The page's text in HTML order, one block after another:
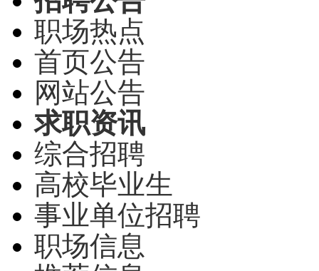
职场热点
首页公告
网站公告
求职资讯
综合招聘
高校毕业生
事业单位招聘
职场信息